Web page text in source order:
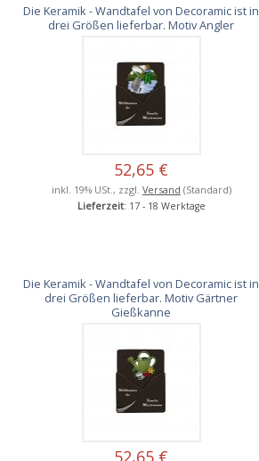
Die Keramik - Wandtafel von Decoramic ist in
drei Größen lieferbar. Motiv Angler
52,65 €
inkl. 19% USt., zzgl. Versand (Standard)
Lieferzeit: 17 - 18 Werktage
Die Keramik - Wandtafel von Decoramic ist in
drei Größen lieferbar. Motiv Gärtner
Gießkanne
52,65 €